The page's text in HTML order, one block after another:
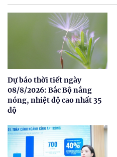
Dự báo thời tiết ngày
08/8/2026: Bắc Bộ nắng
nóng, nhiệt độ cao nhất 35
độ